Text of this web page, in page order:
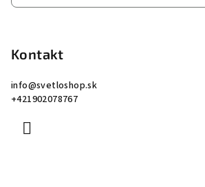
Kontakt
info@svetloshop.sk
+421902078767